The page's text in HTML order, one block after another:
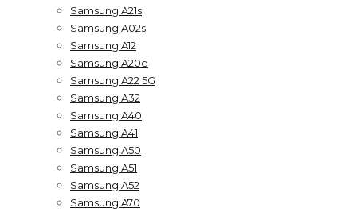
Samsung A21s
Samsung A02s
Samsung A12
Samsung A20e
Samsung A22 5G
Samsung A32
Samsung A40
Samsung A41
Samsung A50
Samsung A51
Samsung A52
Samsung A70